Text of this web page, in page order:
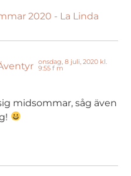
2020 - La Linda
onsdag, 8 juli, 2020 kl.
9:55 f m
midsommar, såg även